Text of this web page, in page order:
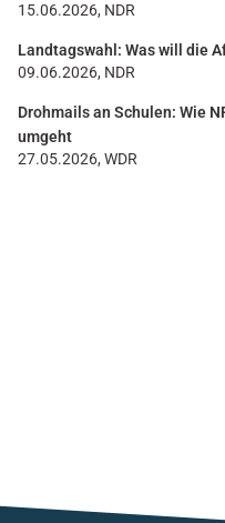
15.06.2026, NDR
Landtagswahl: Was will die
09.06.2026, NDR
Drohmails an Schulen: Wie
umgeht
27.05.2026, WDR